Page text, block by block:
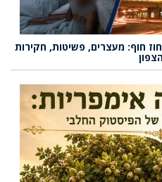
חוף: מעצרים, פשיטות, חקירות